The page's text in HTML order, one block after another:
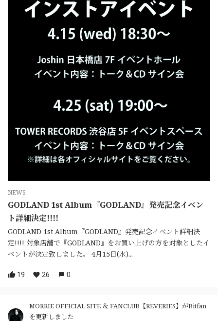
NEWS
GODLAND 1st Album『GODLAND』発売記念イベン
ト詳細決定!!!!
GODLAND 1st Album『GODLAND』発売記念イベント詳細決
定!!!! 対象店舗で『GODLAND』をお買い上げの方を対象としたイ
ベントが決定致しました。 4月15日(水)...
19 26 0
MORRIE OFFICIAL SITE ＆ FANCLUB【REVERIES】がBitfan
を更新しました